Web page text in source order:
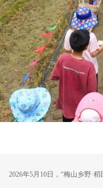
2026年5月10日，“梅山乡野·